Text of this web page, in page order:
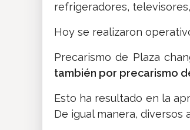
refrigeradores,
Hoy se realizaron
Precarismo de Plaza
también por precarismo
Esto ha resultado en la
De igual manera,